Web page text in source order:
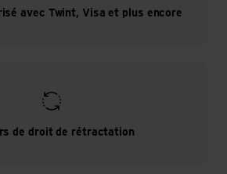
avec Twint, Visa et plus encore
de droit de rétractation